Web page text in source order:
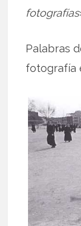
fotografías
Palabras
fotografía